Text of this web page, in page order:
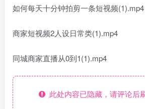
如何每天十分钟拍剪一条短视频(1).mp4
商家短视频2人设日常类(1).mp4
同城商家直播从0到1(1).mp4
此处内容已隐藏，请评论后